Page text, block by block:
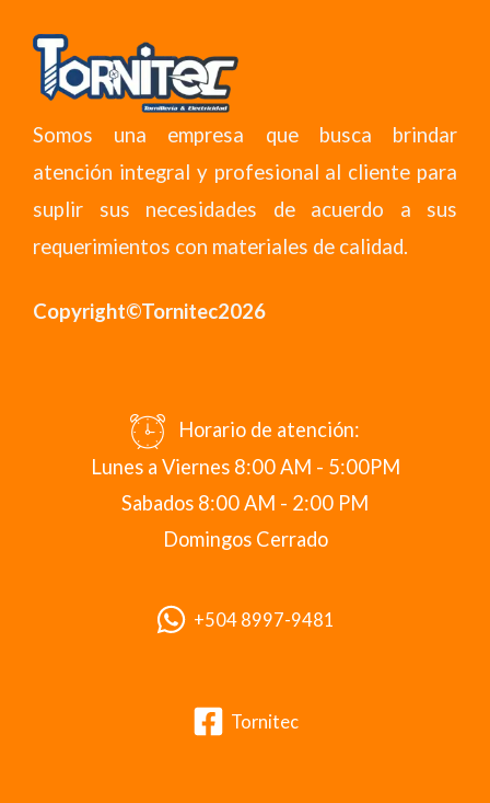
Somos una empresa que busca brindar
atención integral y profesional al cliente para
suplir sus necesidades de acuerdo a sus
requerimientos con materiales de calidad.
Copyright©Tornitec2026
Horario de atención:
Lunes a Viernes 8:00 AM - 5:00PM
Sabados 8:00 AM - 2:00 PM
Domingos Cerrado
+504 8997-9481
Tornitec